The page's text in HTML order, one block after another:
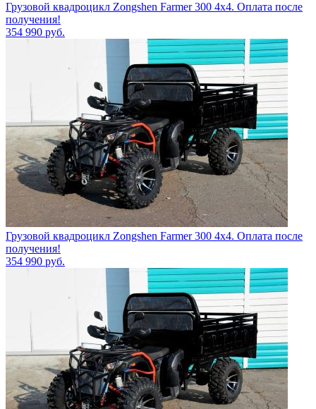
Грузовой квадроцикл Zongshen Farmer 300 4х4. Оплата после
получения!
354 990 руб.
Грузовой квадроцикл Zongshen Farmer 300 4х4. Оплата после
получения!
354 990 руб.